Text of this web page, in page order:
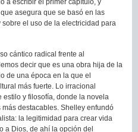
asegura que se basó en las
el uso de la electricidad para
cántico radical frente al
decir que es una obra hija de la
de una época en la que el
más fuerte. Lo irracional
y filosofía, donde la novela
destacables. Shelley enfundó
la legitimidad para crear vida
a Dios, de ahí la opción del